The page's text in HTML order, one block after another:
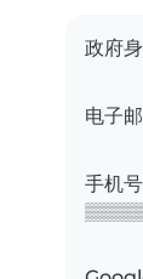
政府
电子
手机